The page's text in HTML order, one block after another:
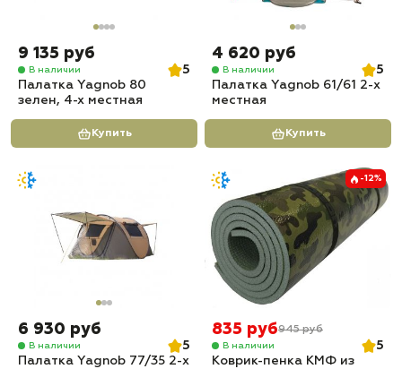
9 135 руб
В наличии
5
Палатка Yagnob 80
зелен, 4-х местная
Купить
4 620 руб
В наличии
5
Палатка Yagnob 61/61 2-х
местная
Купить
6 930 руб
В наличии
5
Палатка Yagnob 77/35 2-х
-12%
835 руб945 руб
В наличии
5
Коврик-пенка КМФ из